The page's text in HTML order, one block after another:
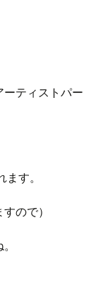
ーティストパー
す。
ので）